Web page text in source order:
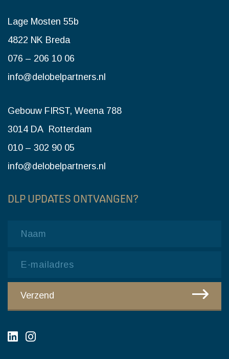
Lage Mosten 55b
4822 NK Breda
076 – 206 10 06
info@delobelpartners.nl
Gebouw FIRST, Weena 788
3014 DA Rotterdam
010 – 302 90 05
info@delobelpartners.nl
DLP UPDATES ONTVANGEN?
Verzend